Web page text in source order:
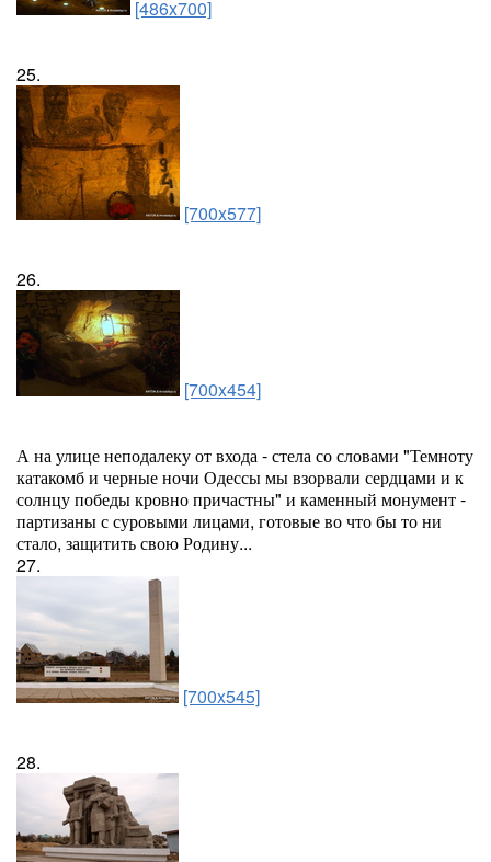
[486x700]
25.
[700x577]
26.
[700x454]
А на улице неподалеку от входа - стела со словами "Темноту
катакомб и черные ночи Одессы мы взорвали сердцами и к
солнцу победы кровно причастны" и каменный монумент -
партизаны с суровыми лицами, готовые во что бы то ни
стало, защитить свою Родину...
27.
[700x545]
28.